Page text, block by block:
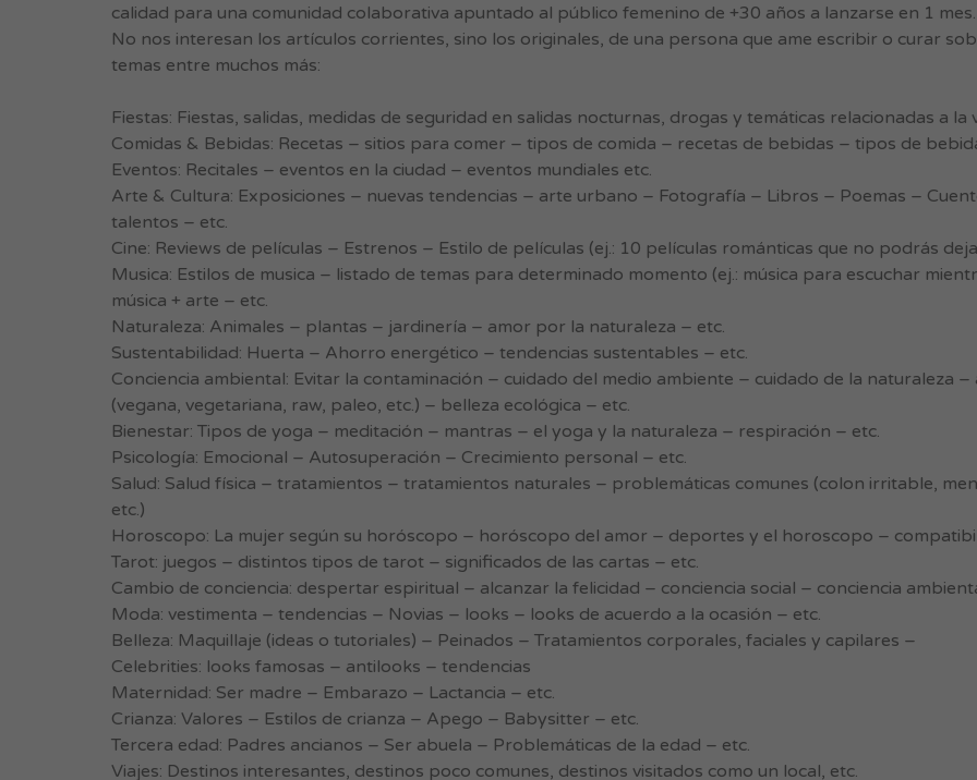
calidad para una comunidad colaborativa apuntado al público femenino de +30 años a lanzarse en 1 mes.
No nos interesan los artículos corrientes, sino los originales, de una persona que ame escribir o curar
temas entre muchos más:
Fiestas: Fiestas, salidas, medidas de seguridad en salidas nocturnas, drogas y temáticas relacionadas a la
Comidas & Bebidas: Recetas – sitios para comer – tipos de comida – recetas de bebidas – tipos de
Eventos: Recitales – eventos en la ciudad – eventos mundiales etc.
Arte & Cultura: Exposiciones – nuevas tendencias – arte urbano – Fotografía – Libros – Poemas –
talentos – etc.
Cine: Reviews de películas – Estrenos – Estilo de películas (ej.: 10 películas románticas que no podrás
Musica: Estilos de musica – listado de temas para determinado momento (ej.: música para escuchar
música + arte – etc.
Naturaleza: Animales – plantas – jardinería – amor por la naturaleza – etc.
Sustentabilidad: Huerta – Ahorro energético – tendencias sustentables – etc.
Conciencia ambiental: Evitar la contaminación – cuidado del medio ambiente – cuidado de la naturaleza –
(vegana, vegetariana, raw, paleo, etc.) – belleza ecológica – etc.
Bienestar: Tipos de yoga – meditación – mantras – el yoga y la naturaleza – respiración – etc.
Psicología: Emocional – Autosuperación – Crecimiento personal – etc.
Salud: Salud física – tratamientos – tratamientos naturales – problemáticas comunes (colon irritable,
etc.)
Horoscopo: La mujer según su horóscopo – horóscopo del amor – deportes y el horoscopo –
Tarot: juegos – distintos tipos de tarot – significados de las cartas – etc.
Cambio de conciencia: despertar espiritual – alcanzar la felicidad – conciencia social – conciencia
Moda: vestimenta – tendencias – Novias – looks – looks de acuerdo a la ocasión – etc.
Belleza: Maquillaje (ideas o tutoriales) – Peinados – Tratamientos corporales, faciales y capilares –
Celebrities: looks famosas – antilooks – tendencias
Maternidad: Ser madre – Embarazo – Lactancia – etc.
Crianza: Valores – Estilos de crianza – Apego – Babysitter – etc.
Tercera edad: Padres ancianos – Ser abuela – Problemáticas de la edad – etc.
Viajes: Destinos interesantes, destinos poco comunes, destinos visitados como un local, etc.